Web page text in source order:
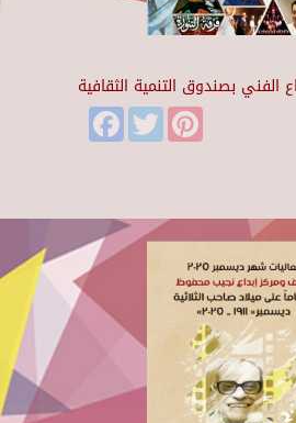
الفني بصندوق التنمية الثقافية
FacebookTwitter